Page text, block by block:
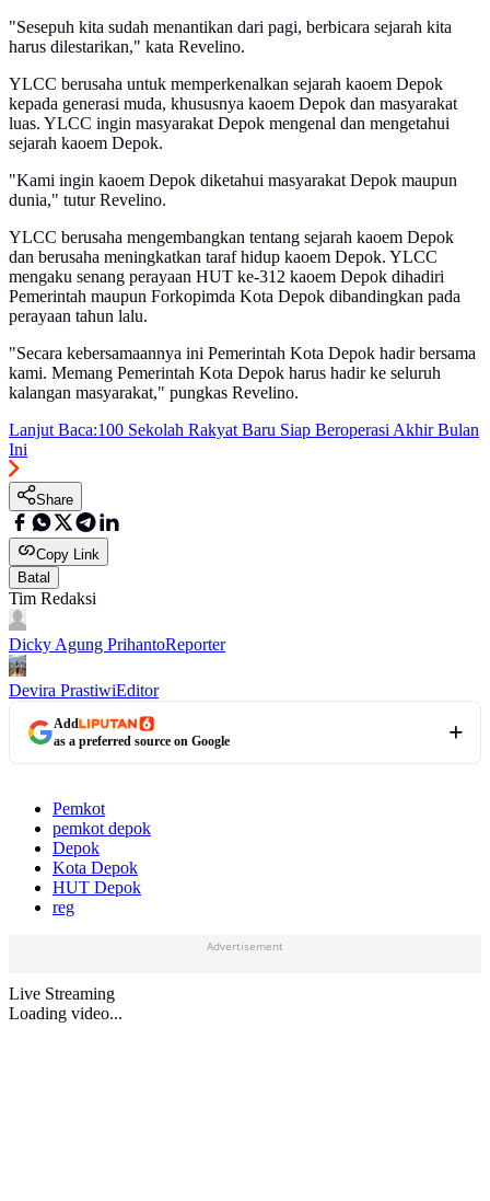
"Sesepuh kita sudah menantikan dari pagi, berbicara sejarah kita
harus dilestarikan," kata Revelino.
YLCC berusaha untuk memperkenalkan sejarah kaoem Depok
kepada generasi muda, khususnya kaoem Depok dan masyarakat
luas. YLCC ingin masyarakat Depok mengenal dan mengetahui
sejarah kaoem Depok.
"Kami ingin kaoem Depok diketahui masyarakat Depok maupun
dunia," tutur Revelino.
YLCC berusaha mengembangkan tentang sejarah kaoem Depok
dan berusaha meningkatkan taraf hidup kaoem Depok. YLCC
mengaku senang perayaan HUT ke-312 kaoem Depok dihadiri
Pemerintah maupun Forkopimda Kota Depok dibandingkan pada
perayaan tahun lalu.
"Secara kebersamaannya ini Pemerintah Kota Depok hadir bersama
kami. Memang Pemerintah Kota Depok harus hadir ke seluruh
kalangan masyarakat," pungkas Revelino.
Lanjut Baca:100 Sekolah Rakyat Baru Siap Beroperasi Akhir Bulan
Ini
Share
Copy Link
Batal
Tim Redaksi
Dicky Agung PrihantoReporter
Devira PrastiwiEditor
Add
as a preferred source on Google
Pemkot
pemkot depok
Depok
Kota Depok
HUT Depok
reg
Advertisement
Live Streaming
Loading video...